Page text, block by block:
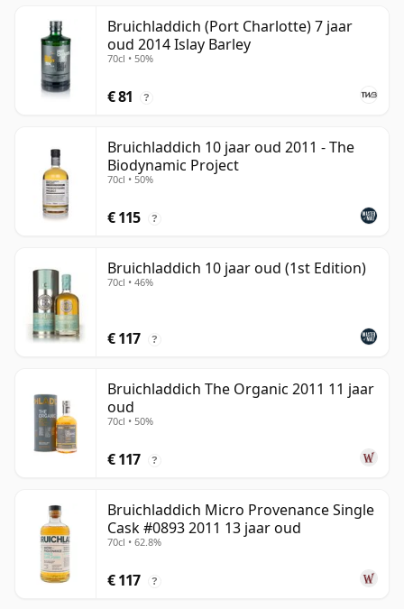
Bruichladdich (Port Charlotte) 7 jaar
oud 2014 Islay Barley
70cl • 50%
€ 81 ?
Bruichladdich 10 jaar oud 2011 - The
Biodynamic Project
70cl • 50%
€ 115 ?
Bruichladdich 10 jaar oud (1st Edition)
70cl • 46%
€ 117 ?
Bruichladdich The Organic 2011 11 jaar
oud
70cl • 50%
€ 117 ?
Bruichladdich Micro Provenance Single
Cask #0893 2011 13 jaar oud
70cl • 62.8%
€ 117 ?